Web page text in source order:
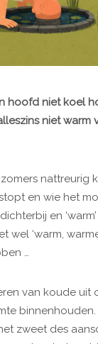
hoofd niet koel
niet
nattreurig
en wie het
en
‘warm,
…
van koude uit
zweet des